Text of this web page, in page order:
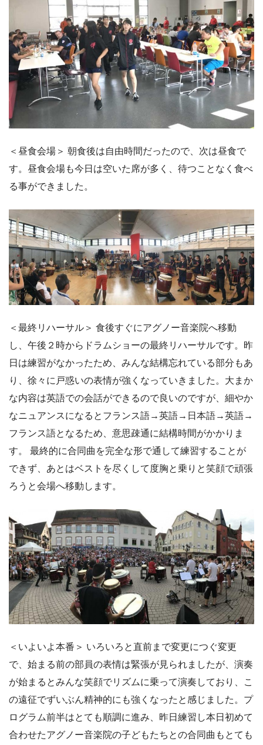
＜昼食会場＞ 朝食後は自由時間だったので、次は昼食で
す。昼食会場も今日は空いた席が多く、待つことなく食べ
る事ができました。
＜最終リハーサル＞ 食後すぐにアグノー音楽院へ移動
し、午後２時からドラムショーの最終リハーサルです。昨
日は練習がなかったため、みんな結構忘れている部分もあ
り、徐々に戸惑いの表情が強くなっていきました。大まか
な内容は英語での会話ができるので良いのですが、細やか
なニュアンスになるとフランス語→英語→日本語→英語→
フランス語となるため、意思疎通に結構時間がかかりま
す。 最終的に合同曲を完全な形で通して練習することが
できず、あとはベストを尽くして度胸と乗りと笑顔で頑張
ろうと会場へ移動します。
＜いよいよ本番＞ いろいろと直前まで変更につぐ変更
で、始まる前の部員の表情は緊張が見られましたが、演奏
が始まるとみんな笑顔でリズムに乗って演奏しており、こ
の遠征でずいぶん精神的にも強くなったと感じました。プ
ログラム前半はとても順調に進み、昨日練習し本日初めて
合わせたアグノー音楽院の子どもたちとの合同曲もとても